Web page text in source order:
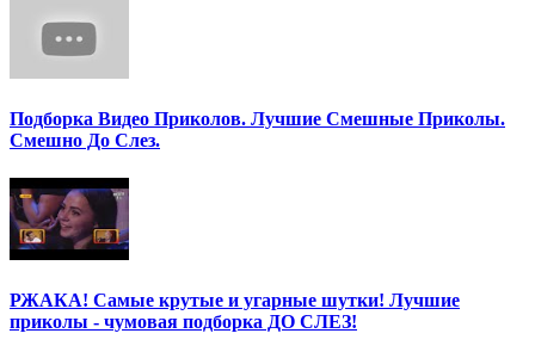
Подборка Видео Приколов. Лучшие Смешные Приколы.
Смешно До Слез.
РЖАКА! Самые крутые и угарные шутки! Лучшие
приколы - чумовая подборка ДО СЛЕЗ!